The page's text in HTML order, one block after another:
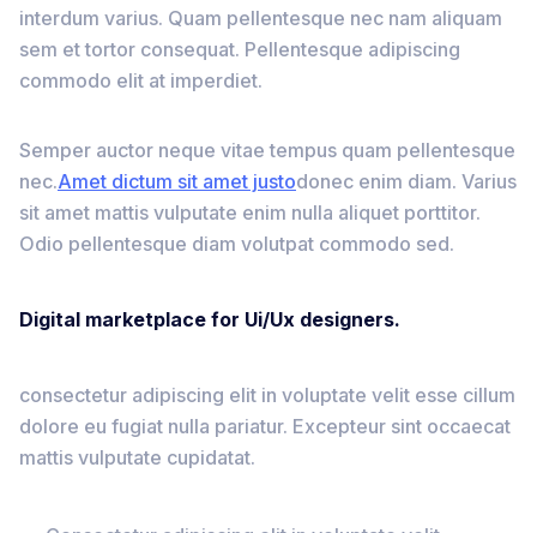
interdum varius. Quam pellentesque nec nam aliquam
sem et tortor consequat. Pellentesque adipiscing
commodo elit at imperdiet.
Semper auctor neque vitae tempus quam pellentesque
nec.Amet dictum sit amet justodonec enim diam. Varius
sit amet mattis vulputate enim nulla aliquet porttitor.
Odio pellentesque diam volutpat commodo sed.
Digital marketplace for Ui/Ux designers.
consectetur adipiscing elit in voluptate velit esse cillum
dolore eu fugiat nulla pariatur. Excepteur sint occaecat
mattis vulputate cupidatat.